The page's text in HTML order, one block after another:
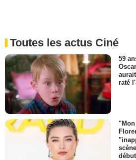
Toutes les actus Ciné
59
raté